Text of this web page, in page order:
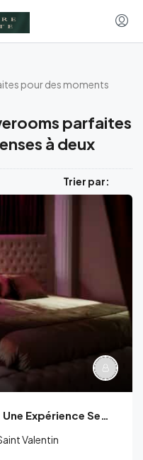
pour des moments
parfaites
à deux
Trier par:
Villa-Aphrodia à Thionville : Une Expérience Sensuelle Unique pour 2 à 4 Personnes
Valentin